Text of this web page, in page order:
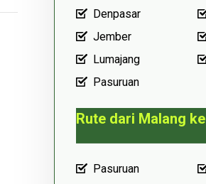
Denpasar
Jember
Lumajang
Pasuruan
Rute dari Malang ke
Pasuruan